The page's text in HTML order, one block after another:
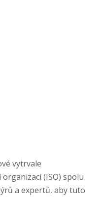
vytrvale
(ISO) spolu
a expertů, aby tuto